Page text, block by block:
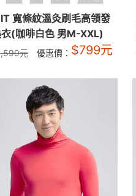
寬條紋溫灸刷毛高領發
(咖啡白色 男M-XXL)
元 優惠價： $799元